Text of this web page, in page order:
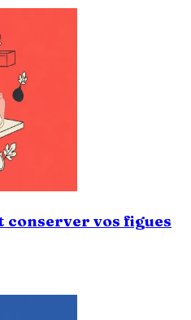
conserver vos figues